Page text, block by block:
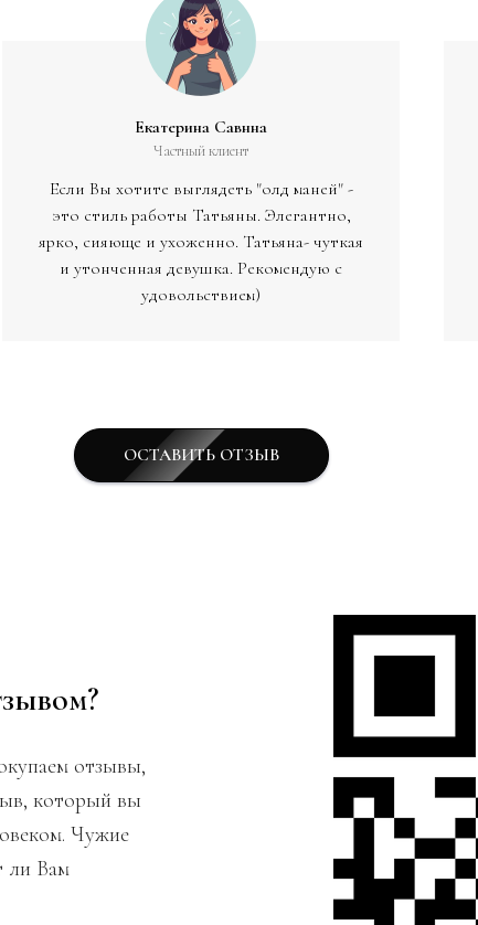
Екатерина Савнна
Частный клиент
Если Вы хотите выглядеть "олд маней" -
это стиль работы Татьяны. Элегантно,
ярко, сияюще и ухоженно. Татьяна- чуткая
и утонченная девушка. Рекомендую с
удовольствием)
ОСТАВИТЬ ОТЗЫВ
отзывы,
который вы
Чужие
ли Вам